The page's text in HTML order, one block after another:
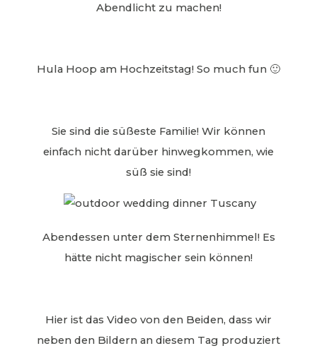
Abendlicht zu machen!
Hula Hoop am Hochzeitstag! So much fun 🙂
Sie sind die süßeste Familie! Wir können
einfach nicht darüber hinwegkommen, wie
süß sie sind!
Abendessen unter dem Sternenhimmel! Es
hätte nicht magischer sein können!
Hier ist das Video von den Beiden, dass wir
neben den Bildern an diesem Tag produziert